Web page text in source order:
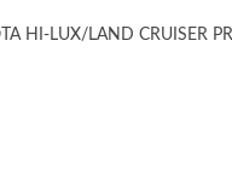
HI-LUX/LAND CRUISER